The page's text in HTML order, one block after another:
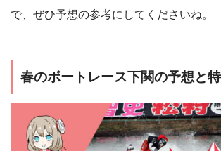
で、ぜひ予想の参考にしてくださいね。
春のボートレース下関の予想と